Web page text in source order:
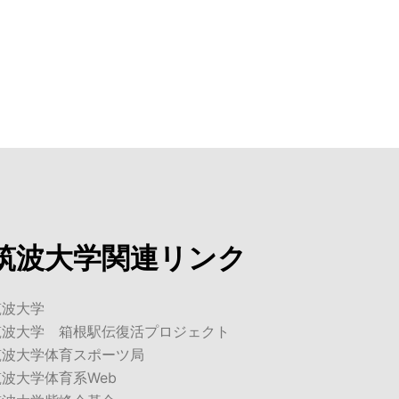
波大学関連リンク
大学
大学 箱根駅伝復活プロジェクト
大学体育スポーツ局
大学体育系Web